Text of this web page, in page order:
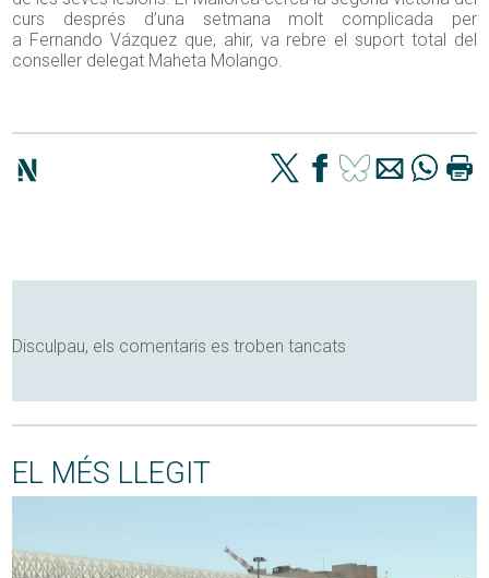
curs després d’una setmana molt complicada per
a Fernando Vázquez que, ahir, va rebre el suport total del
conseller delegat Maheta Molango.
Disculpau, els comentaris es troben tancats
EL MÉS LLEGIT